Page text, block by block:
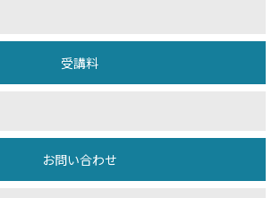
受講料
お問い合わせ